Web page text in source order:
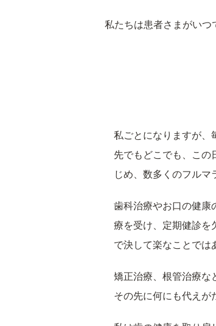
私たちは患者さまがい
私ごとになりますが、
先でもどこでも、この
じめ、数多くのフルマ
歯科治療やお口の健康
療を受け、定期健診を
で決して楽なことでは
矯正治療、根管治療な
その先に何にも代えが